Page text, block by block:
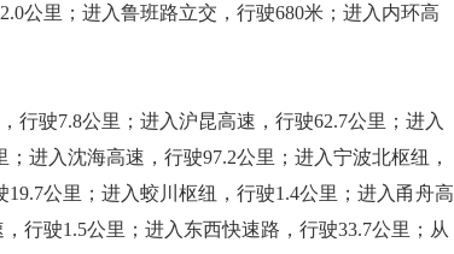
公里；进入鲁班路立交，行驶680米；进入内环高
行驶7.8公里；进入沪昆高速，行驶62.7公里；进入
进入沈海高速，行驶97.2公里；进入宁波北枢纽，
公里；进入蛟川枢纽，行驶1.4公里；进入甬舟高
行驶1.5公里；进入东西快速路，行驶33.7公里；从